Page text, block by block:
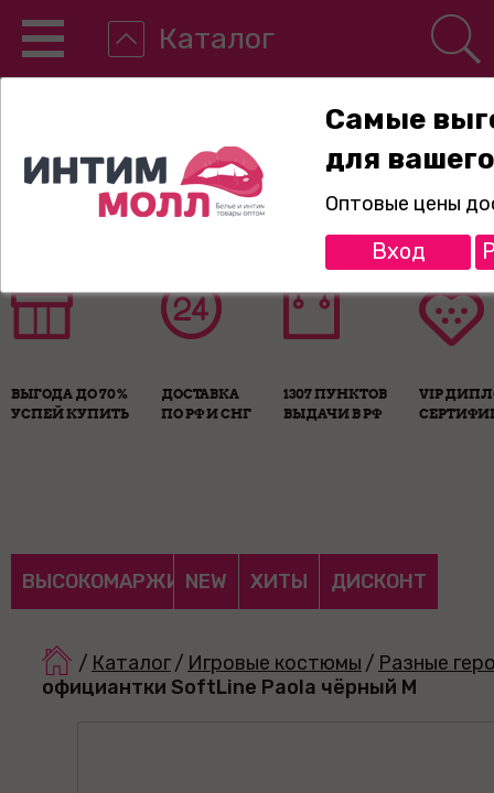
Каталог
8-800-775-89-65
ВЫГОДА ДО 70%
УСПЕЙ КУПИТЬ
ДОСТАВКА
ПО РФ И СНГ
1307 ПУНКТОВ
ВЫДАЧИ В РФ
VIP
ВЫСОКОМАРЖИНАЛЬНЫЕ
NEW ХИТЫ ДИСКОНТ
/ Каталог/ Игровые костюмы / Разные
официантки SoftLine Paola чёрный M
Самые
для
Оптовые цены
Вход